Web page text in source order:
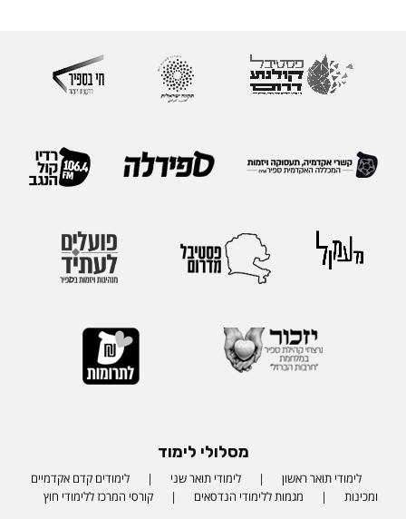
מסלולי לימוד
לימודי תואר ראשון לימודי תואר שני
לימודים קדם אקדמיים
ומכינות
מגמות ללימודי הנדסאים קורסי המרכז ללימודי חוץ